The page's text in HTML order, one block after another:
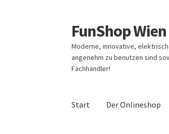
Zur
Navigation
springen
Zum
Inhalt
springen
FunShop
Moderne, innovative,
angenehm zu benutzen sind
Fachhändler!
Start Der Onlineshop